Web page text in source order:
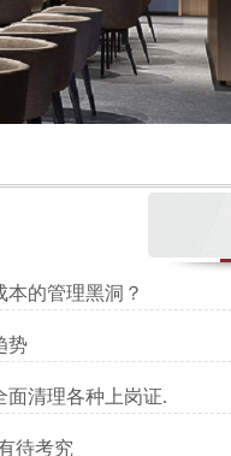
的管理黑洞？
势
面清理各种上岗证.
待考究